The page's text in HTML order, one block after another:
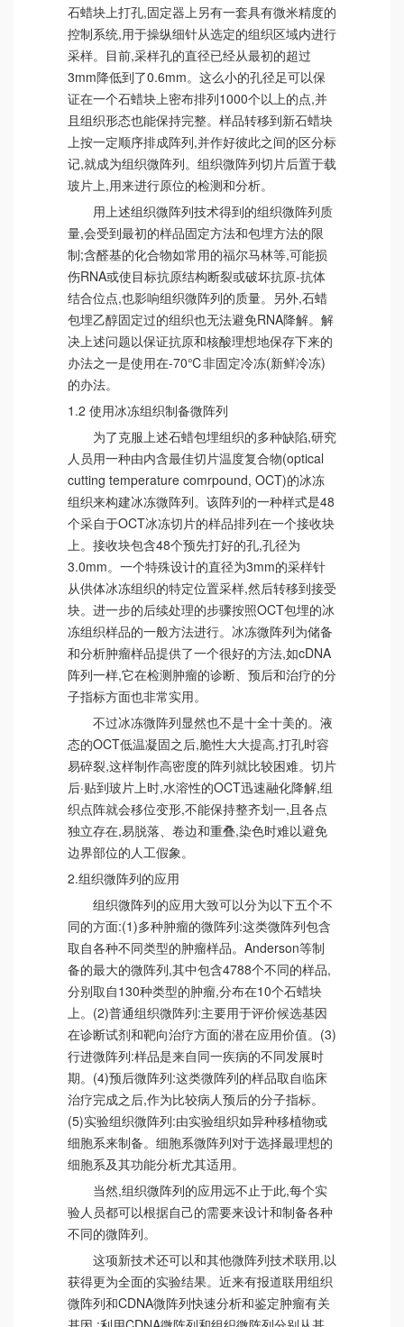
石蜡块上打孔,固定器上另有一套具有微米精度的
控制系统,用于操纵细针从选定的组织区域内进行
采样。目前,采样孔的直径已经从最初的超过
3mm降低到了0.6mm。这么小的孔径足可以保
证在一个石蜡块上密布排列1000个以上的点,并
且组织形态也能保持完整。样品转移到新石蜡块
上按一定顺序排成阵列,并作好彼此之间的区分标
记,就成为组织微阵列。组织微阵列切片后置于载
玻片上,用来进行原位的检测和分析。
用上述组织微阵列技术得到的组织微阵列质
量,会受到最初的样品固定方法和包埋方法的限
制;含醛基的化合物如常用的福尔马林等,可能损
伤RNA或使目标抗原结构断裂或破坏抗原-抗体
结合位点,也影响组织微阵列的质量。另外,石蜡
包埋乙醇固定过的组织也无法避免RNA降解。解
决上述问题以保证抗原和核酸理想地保存下来的
办法之一是使用在-70℃非固定冷冻(新鲜冷冻)
的办法。
1.2 使用冰冻组织制备微阵列
为了克服上述石蜡包埋组织的多种缺陷,研究
人员用一种由内含最佳切片温度复合物(optical
cutting temperature comrpound, OCT)的冰冻
组织来构建冰冻微阵列。该阵列的一种样式是48
个采自于OCT冰冻切片的样品排列在一个接收块
上。接收块包含48个预先打好的孔,孔径为
3.0mm。一个特殊设计的直径为3mm的采样针
从供体冰冻组织的特定位置采样,然后转移到接受
块。进一步的后续处理的步骤按照OCT包埋的冰
冻组织样品的一般方法进行。冰冻微阵列为储备
和分析肿瘤样品提供了一个很好的方法,如cDNA
阵列一样,它在检测肿瘤的诊断、预后和治疗的分
子指标方面也非常实用。
不过冰冻微阵列显然也不是十全十美的。液
态的OCT低温凝固之后,脆性大大提高,打孔时容
易碎裂,这样制作高密度的阵列就比较困难。切片
后·贴到玻片上时,水溶性的OCT迅速融化降解,组
织点阵就会移位变形,不能保持整齐划一,且各点
独立存在,易脱落、卷边和重叠,染色时难以避免
边界部位的人工假象。
2.组织微阵列的应用
组织微阵列的应用大致可以分为以下五个不
同的方面:(1)多种肿瘤的微阵列:这类微阵列包含
取自各种不同类型的肿瘤样品。Anderson等制
备的最大的微阵列,其中包含4788个不同的样品,
分别取自130种类型的肿瘤,分布在10个石蜡块
上。(2)普通组织微阵列:主要用于评价候选基因
在诊断试剂和靶向治疗方面的潜在应用价值。(3)
行进微阵列:样品是来自同一疾病的不同发展时
期。(4)预后微阵列:这类微阵列的样品取自临床
治疗完成之后,作为比较病人预后的分子指标。
(5)实验组织微阵列:由实验组织如异种移植物或
细胞系来制备。细胞系微阵列对于选择最理想的
细胞系及其功能分析尤其适用。
当然,组织微阵列的应用远不止于此,每个实
验人员都可以根据自己的需要来设计和制备各种
不同的微阵列。
这项新技术还可以和其他微阵列技术联用,以
获得更为全面的实验结果。近来有报道联用组织
微阵列和CDNA微阵列快速分析和鉴定肿瘤有关